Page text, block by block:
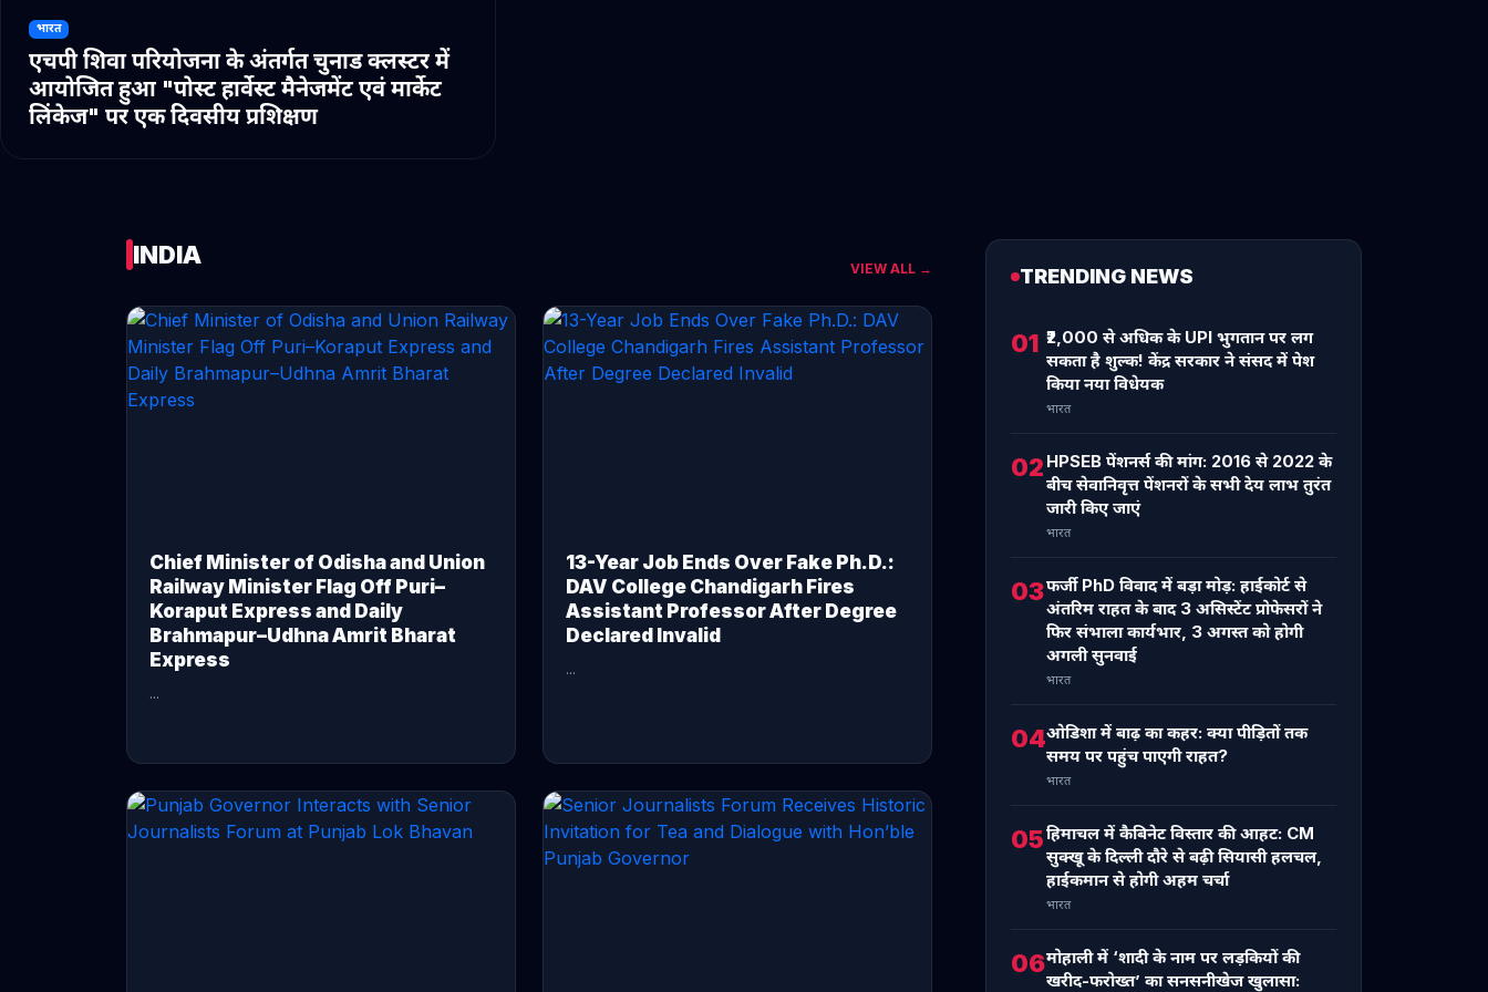
भारत
एचपी शिवा परियोजना के अंतर्गत चुनाड क्लस्टर में
आयोजित हुआ "पोस्ट हार्वेस्ट मैनेजमेंट एवं मार्केट
लिंकेज" पर एक दिवसीय प्रशिक्षण
INDIA VIEW ALL →
Chief Minister of Odisha and Union
Railway Minister Flag Off Puri–
Koraput Express and Daily
Brahmapur–Udhna Amrit Bharat
Express
...
13-Year Job Ends Over Fake Ph.D.:
DAV College Chandigarh Fires
Assistant Professor After Degree
Declared Invalid
...
TRENDING NEWS
01 ₹2,000 से अधिक के UPI भुगतान पर लग
सकता है शुल्क! केंद्र सरकार ने संसद में पेश
किया नया विधेयक
भारत
02 HPSEB पेंशनर्स की मांग: 2016 से 2022 के
बीच सेवानिवृत्त पेंशनरों के सभी देय लाभ तुरंत
जारी किए जाएं
भारत
03फर्जी PhD विवाद में बड़ा मोड़: हाईकोर्ट से
अंतरिम राहत के बाद 3 असिस्टेंट प्रोफेसरों ने
फिर संभाला कार्यभार, 3 अगस्त को होगी
अगली सुनवाई
भारत
04ओडिशा में बाढ़ का कहर: क्या पीड़ितों तक
समय पर पहुंच पाएगी राहत?
भारत
05हिमाचल में कैबिनेट विस्तार की आहट: CM
सुक्खू के दिल्ली दौरे से बढ़ी सियासी हलचल,
हाईकमान से होगी अहम चर्चा
भारत
06मोहाली में ‘शादी के नाम पर लड़कियों की
खरीद-फरोख्त’ का सनसनीखेज खुलासा: